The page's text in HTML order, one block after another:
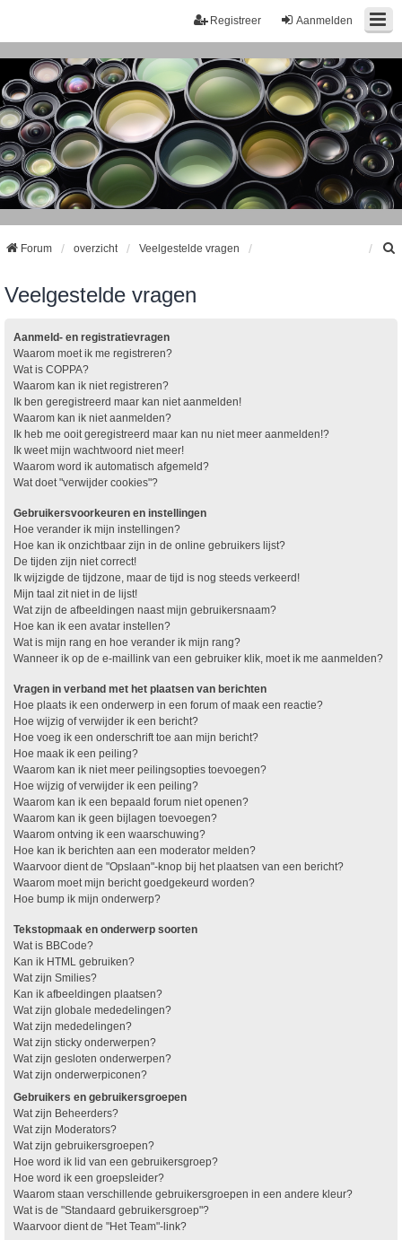
Aanmelden
Registreer
Forum overzicht Veelgestelde vragen
Veelgestelde vragen
Aanmeld- en registratievragen
Waarom moet ik me registreren?
Wat is COPPA?
Waarom kan ik niet registreren?
Ik ben geregistreerd maar kan niet aanmelden!
Waarom kan ik niet aanmelden?
Ik heb me ooit geregistreerd maar kan nu niet meer aanmelden!?
Ik weet mijn wachtwoord niet meer!
Waarom word ik automatisch afgemeld?
Wat doet "verwijder cookies"?
Gebruikersvoorkeuren en instellingen
Hoe verander ik mijn instellingen?
Hoe kan ik onzichtbaar zijn in de online gebruikers lijst?
De tijden zijn niet correct!
Ik wijzigde de tijdzone, maar de tijd is nog steeds verkeerd!
Mijn taal zit niet in de lijst!
Wat zijn de afbeeldingen naast mijn gebruikersnaam?
Hoe kan ik een avatar instellen?
Wat is mijn rang en hoe verander ik mijn rang?
Wanneer ik op de e-maillink van een gebruiker klik, moet ik me aanmelden?
Vragen in verband met het plaatsen van berichten
Hoe plaats ik een onderwerp in een forum of maak een reactie?
Hoe wijzig of verwijder ik een bericht?
Hoe voeg ik een onderschrift toe aan mijn bericht?
Hoe maak ik een peiling?
Waarom kan ik niet meer peilingsopties toevoegen?
Hoe wijzig of verwijder ik een peiling?
Waarom kan ik een bepaald forum niet openen?
Waarom kan ik geen bijlagen toevoegen?
Waarom ontving ik een waarschuwing?
Hoe kan ik berichten aan een moderator melden?
Waarvoor dient de "Opslaan"-knop bij het plaatsen van een bericht?
Waarom moet mijn bericht goedgekeurd worden?
Hoe bump ik mijn onderwerp?
Tekstopmaak en onderwerp soorten
Wat is BBCode?
Kan ik HTML gebruiken?
Wat zijn Smilies?
Kan ik afbeeldingen plaatsen?
Wat zijn globale mededelingen?
Wat zijn mededelingen?
Wat zijn sticky onderwerpen?
Wat zijn gesloten onderwerpen?
Wat zijn onderwerpiconen?
Gebruikers en gebruikersgroepen
Wat zijn Beheerders?
Wat zijn Moderators?
Wat zijn gebruikersgroepen?
Hoe word ik lid van een gebruikersgroep?
Hoe word ik een groepsleider?
Waarom staan verschillende gebruikersgroepen in een andere kleur?
Wat is de "Standaard gebruikersgroep"?
Waarvoor dient de "Het Team"-link?